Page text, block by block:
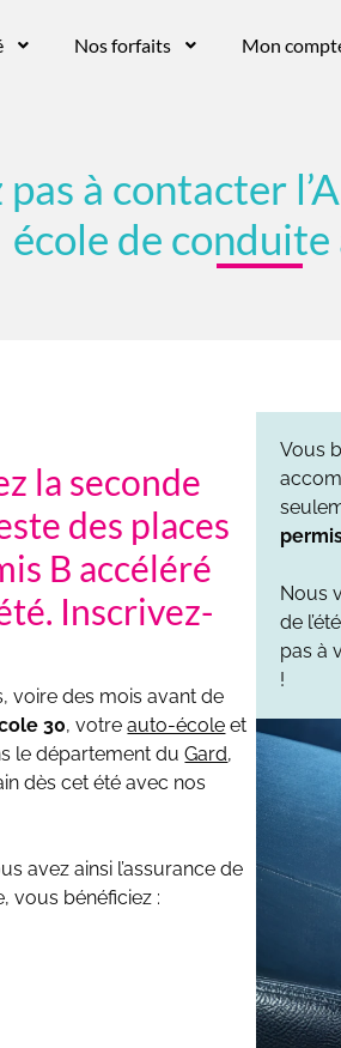
Nos forfaits Mon
pas à contacter
école de conduite
la seconde
des places
B accéléré
Inscrivez-
voire des mois avant de
30, votreauto-école et
le département duGard,
dès cet été avec nos
avez ainsi l’assurance de
vous bénéficiez :
Vous
Nous
de
pas à
!